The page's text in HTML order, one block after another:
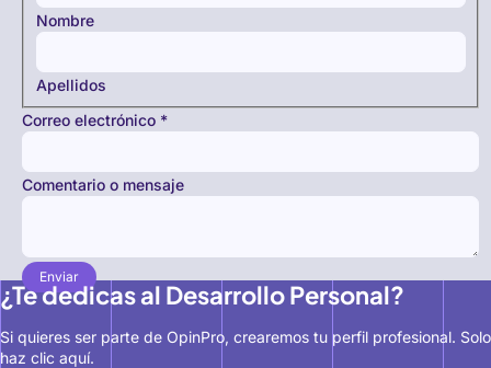
Nombre
Apellidos
Correo electrónico *
Comentario o mensaje
Enviar
¿Te dedicas al Desarrollo Personal?
Si quieres ser parte de OpinPro, crearemos tu perfil profesional. Solo
haz clic aquí.